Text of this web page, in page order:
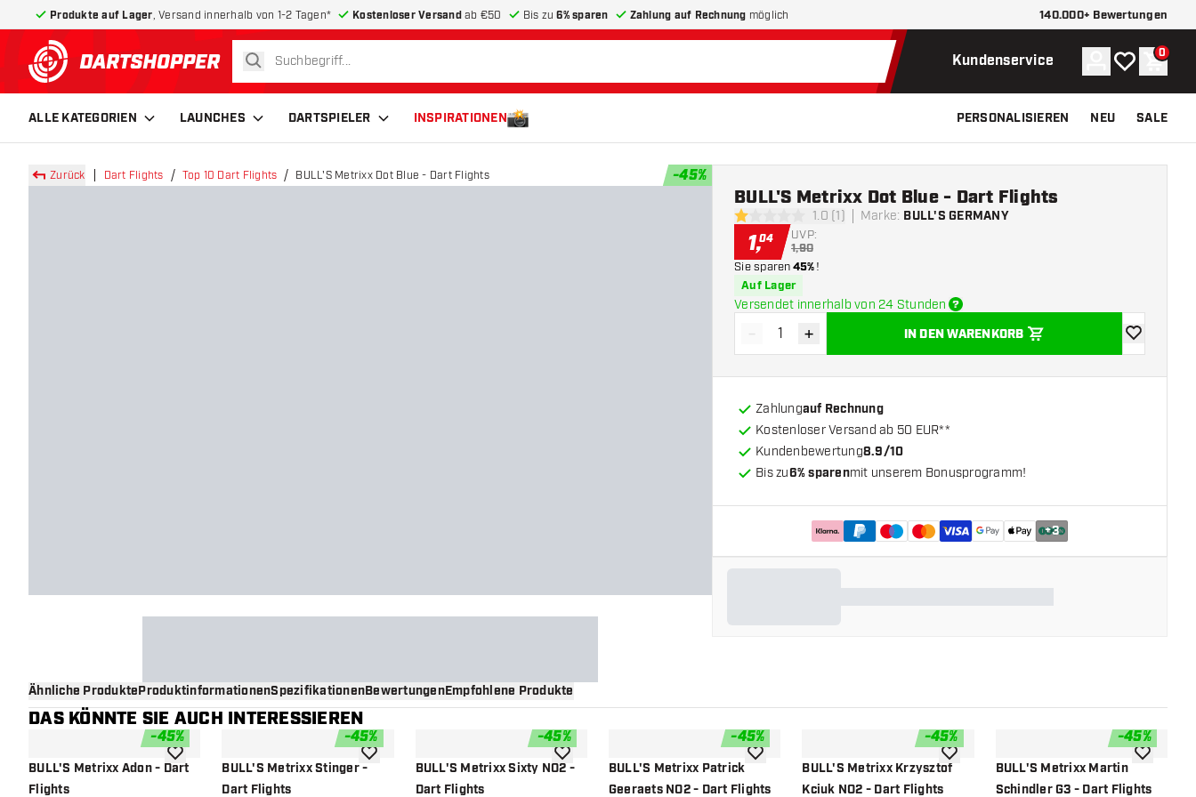
Produkte auf Lager , Versand innerhalb von 1-2 Tagen* Kostenloser Versandab €50 Bis zu6% sparen Zahlung auf Rechnung möglich 140.000+ Bewertungen
zurück zur Startseite
suchen Kundenservice Konto
Meine 0
ALLE KATEGORIEN LAUNCHES DARTSPIELER INSPIRATIONEN PERSONALISIEREN NEU SALE
Zurück Dart Flights Top 10 Dart Flights BULL'S Metrixx Dot Blue - Dart Flights -45%
1 Bewertungssterne
1.0 (1) Marke: BULL'S GERMANY
BULL'S Metrixx Dot Blue - Dart Flights
1,04 UVP:
1,90
Sie sparen45%!
Auf Lager
Versendet innerhalb von 24 Stunden
Menge verringern
- Menge erhöhen
+ IN DEN WARENKORB
Zur
Zahlungauf Rechnung
Kostenloser Versand ab 50 EUR**
Kundenbewertung8.9/10
Bis zu6% sparenmit unserem Bonusprogramm!
+3
Ähnliche ProdukteProduktinformationenSpezifikationenBewertungenEmpfohlene Produkte
DAS KÖNNTE SIE AUCH INTERESSIEREN
-45%
BULL'S Metrixx Adon - Dart
Flights
Zur Wunschliste hinzufügen
-45%
BULL'S Metrixx Stinger -
Dart Flights
Zur Wunschliste hinzufügen
-45%
BULL'S Metrixx Sixty NO2 -
Dart Flights
Zur Wunschliste hinzufügen
-45%
BULL'S Metrixx Patrick
Geeraets NO2 - Dart Flights
Zur Wunschliste hinzufügen
-45%
BULL'S Metrixx Krzysztof
Kciuk NO2 - Dart Flights
Zur Wunschliste hinzufügen
-45%
BULL'S Metrixx Martin
Schindler G3 - Dart Flights
Zur